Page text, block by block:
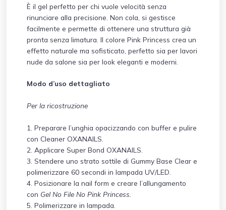
È il gel perfetto per chi vuole velocità senza
rinunciare alla precisione. Non cola, si gestisce
facilmente e permette di ottenere una struttura già
pronta senza limatura. Il colore Pink Princess crea un
effetto naturale ma sofisticato, perfetto sia per lavori
nude da salone sia per look eleganti e moderni.
Modo d’uso dettagliato
Per la ricostruzione
1. Preparare l’unghia opacizzando con buffer e pulire
con Cleaner OXANAILS.
2. Applicare Super Bond OXANAILS.
3. Stendere uno strato sottile di Gummy Base Clear e
polimerizzare 60 secondi in lampada UV/LED.
4. Posizionare la nail form e creare l’allungamento
con Gel No File No Pink Princess.
5. Polimerizzare in lampada.